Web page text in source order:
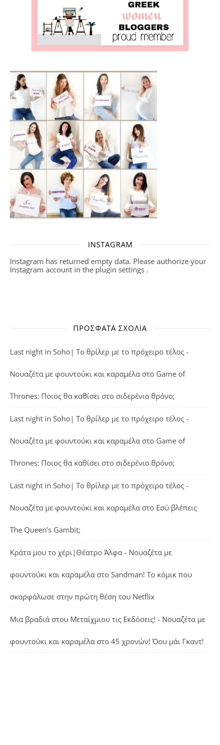
INSTAGRAM
Instagram has returned empty data. Please authorize your
Instagram account in the plugin settings .
ΠΡΌΣΦΑΤΑ ΣΧΌΛΙΑ
Last night in Soho| Το θρίλερ με το πρόχειρο τέλος -
Νουαζέτα με φουντούκι και καραμέλα στο Game of
Thrones: Ποιος θα καθίσει στο σιδερένιο θρόνο;
Last night in Soho| Το θρίλερ με το πρόχειρο τέλος -
Νουαζέτα με φουντούκι και καραμέλα στο Game of
Thrones: Ποιος θα καθίσει στο σιδερένιο θρόνο;
Last night in Soho| Το θρίλερ με το πρόχειρο τέλος -
Νουαζέτα με φουντούκι και καραμέλα στο Εσύ βλέπεις
The Queen’s Gambit;
Κράτα μου το χέρι|Θέατρο Άλφα - Νουαζέτα με
φουντούκι και καραμέλα στο Sandman! Το κόμικ που
σκαρφάλωσε στην πρώτη θέση του Netflix
Μια βραδιά στου Μεταίχμιου τις Εκδόσεις! - Νουαζέτα με
φουντούκι και καραμέλα στο 45 χρονών! Όου μάι Γκαντ!